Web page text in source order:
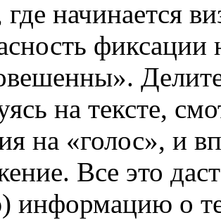
начинается
фиксации
на тексте,
на «голос», и
Все это
информацию о